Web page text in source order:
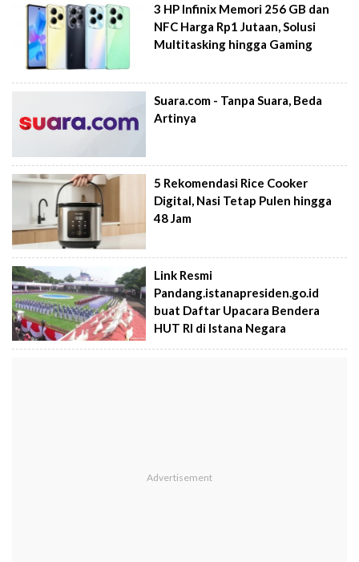
3 HP Infinix Memori 256 GB dan
NFC Harga Rp1 Jutaan, Solusi
Multitasking hingga Gaming
Suara.com - Tanpa Suara, Beda
Artinya
5 Rekomendasi Rice Cooker
Digital, Nasi Tetap Pulen hingga
48 Jam
Link Resmi
Pandang.istanapresiden.go.id
buat Daftar Upacara Bendera
HUT RI di Istana Negara